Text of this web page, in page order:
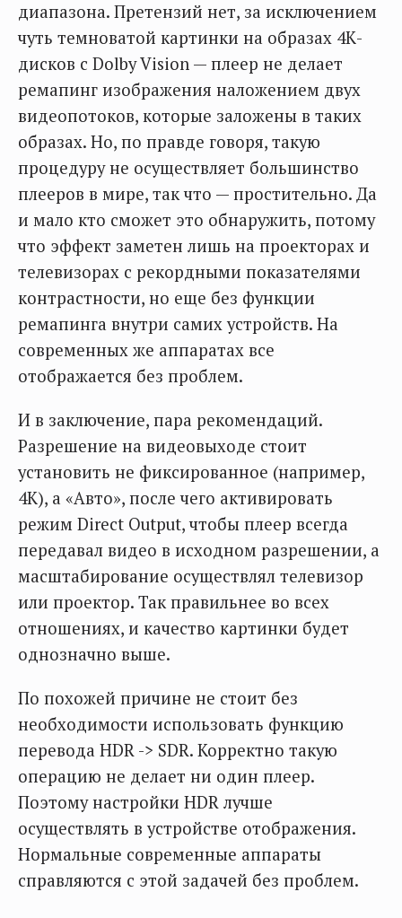
диапазона. Претензий нет, за исключением
чуть темноватой картинки на образах 4К-
дисков с Dolby Vision — плеер не делает
ремапинг изображения наложением двух
видеопотоков, которые заложены в таких
образах. Но, по правде говоря, такую
процедуру не осуществляет большинство
плееров в мире, так что — простительно. Да
и мало кто сможет это обнаружить, потому
что эффект заметен лишь на проекторах и
телевизорах с рекордными показателями
контрастности, но еще без функции
ремапинга внутри самих устройств. На
современных же аппаратах все
отображается без проблем.
И в заключение, пара рекомендаций.
Разрешение на видеовыходе стоит
установить не фиксированное (например,
4К), а «Авто», после чего активировать
режим Direct Output, чтобы плеер всегда
передавал видео в исходном разрешении, а
масштабирование осуществлял телевизор
или проектор. Так правильнее во всех
отношениях, и качество картинки будет
однозначно выше.
По похожей причине не стоит без
необходимости использовать функцию
перевода HDR -> SDR. Корректно такую
операцию не делает ни один плеер.
Поэтому настройки HDR лучше
осуществлять в устройстве отображения.
Нормальные современные аппараты
справляются с этой задачей без проблем.